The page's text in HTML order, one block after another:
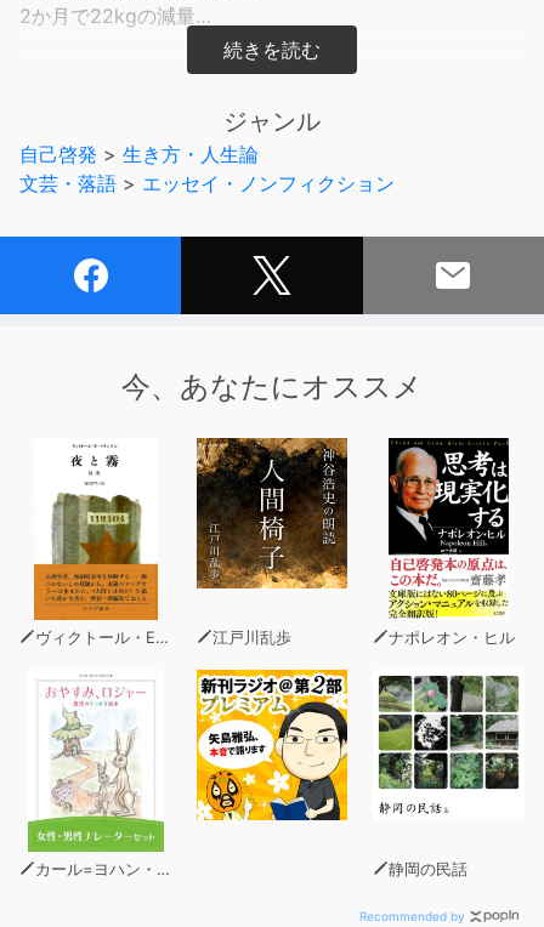
2か月で22kgの減量…
なぜ与沢翼は「最短・最速」でブチ抜いた結果を残せるの
与沢流「成功法則」のすべてを明かす!
【目次】
第3章◆投資の成功法則
第4章◆健康の法則
「一日一日を全力で。その積み重ねが大きな結果に繋が
る」
第5章◆情報収集の法則
「情報収集も3週間。「一人突っ込み」を繰り返し、セン
第6章◆未来予測の法則
「これからの世界で起きる事を予測し、逆算して今から動
こう! 」
ジャンル
自己啓発 > 生き方・人生論
文芸・落語 > エッセイ・ノンフィクション
今、あなたにオススメ
ヴィクトール・E・フランクル 江戸川乱歩 ナポレオン・ヒル
カール=ヨハン・エリーン 静岡の民話
Recommended by